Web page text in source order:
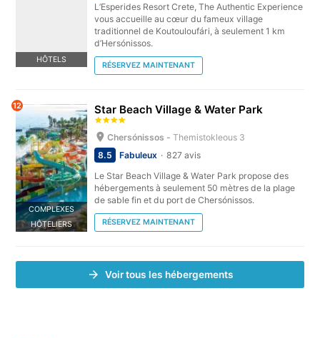
HÔTELS
L’Esperides Resort Crete, The Authentic Experience
vous accueille au cœur du fameux village
traditionnel de Koutouloufári, à seulement 1 km
d’Hersónissos.
RÉSERVEZ MAINTENANT
COMPLEXES
HÔTELIERS
12 Star Beach Village & Water Park
Chersónissos -Themistokleous 3
8.5
Fabuleux
827 avis
Le Star Beach Village & Water Park propose des
hébergements à seulement 50 mètres de la plage
de sable fin et du port de Chersónissos.
RÉSERVEZ MAINTENANT
Voir tous les hébergements